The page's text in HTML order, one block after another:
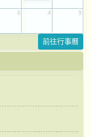
3 4
5
前往行事曆